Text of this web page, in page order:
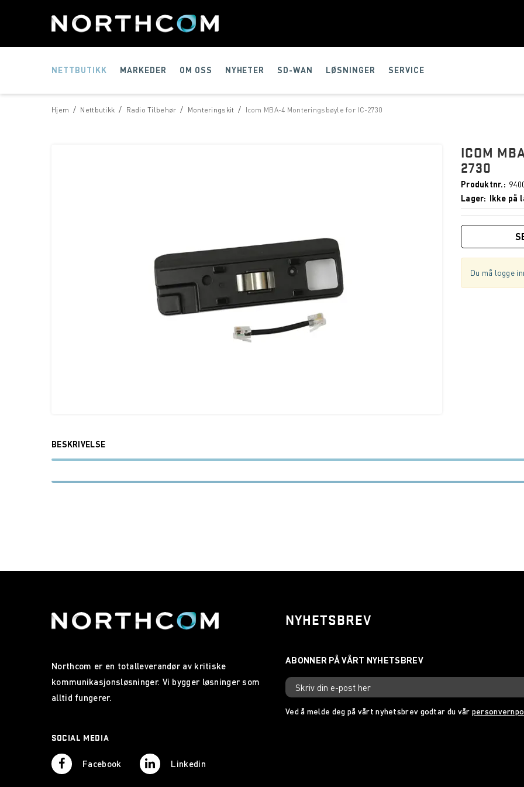
NETTBUTIKK MARKEDER OM OSS NYHETER SD-WAN LØSNINGER SERVICE
/
Hjem /
Nettbutikk /
Radio Tilbehør /
Monteringskit Icom MBA-4 Monteringsbøyle for IC-2730
ICOM
2730
Produktnr.
Lager
Ikke på
Du må logge
BESKRIVELSE
Northcom er en totalleverandør av kritiske
kommunikasjonsløsninger. Vi bygger løsninger som
alltid fungerer.
SOCIAL MEDIA
Facebook Linkedin
NYHETSBREV
Ved å melde deg på vårt nyhetsbrev godtar du vår